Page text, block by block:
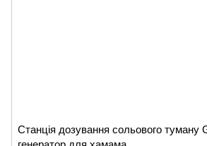
Станція дозування сольового туману